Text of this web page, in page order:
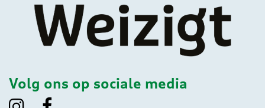
Volg ons op sociale media